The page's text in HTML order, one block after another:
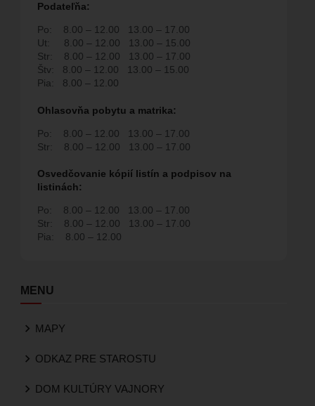
Podateľňa:
Po: 8.00 – 12.00
13.00 – 17.00
Ut:
8.00 – 12.00
13.00 – 15.00
Str:
8.00 – 12.00
13.00 – 17.00
Štv:
8.00 – 12.00
13.00 – 15.00
Pia:
8.00 – 12.00
Ohlasovňa pobytu a matrika:
Po: 8.00 – 12.00
13.00 – 17.00
Str:
8.00 – 12.00 13.00 – 17.00
Osvedčovanie kópií listín a podpisov na
listinách:
Po: 8.00 – 12.00
13.00 – 17.00
Str:
8.00 – 12.00
13.00 – 17.00
Pia:
8.00 – 12.00
MENU
MAPY
ODKAZ PRE STAROSTU
DOM KULTÚRY VAJNORY